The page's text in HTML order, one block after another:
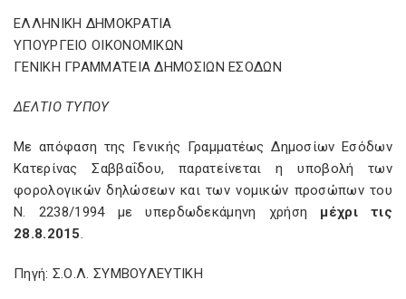
ΕΛΛΗΝΙΚΗ ΔΗΜΟΚΡΑΤΙΑ
ΥΠΟΥΡΓΕΙΟ ΟΙΚΟΝΟΜΙΚΩΝ
ΓΕΝΙΚΗ ΓΡΑΜΜΑΤΕΙΑ ΔΗΜΟΣΙΩΝ ΕΣΟΔΩΝ
ΔΕΛΤΙΟ ΤΥΠΟΥ
Με απόφαση της Γενικής Γραμματέως Δημοσίων Εσόδων
Κατερίνας Σαββαΐδου, παρατείνεται η υποβολή των
φορολογικών δηλώσεων και των νομικών προσώπων του
Ν. 2238/1994 με υπερδωδεκάμηνη χρήση μέχρι τις
28.8.2015.
Πηγή: Σ.Ο.Λ. ΣΥΜΒΟΥΛΕΥΤΙΚΗ